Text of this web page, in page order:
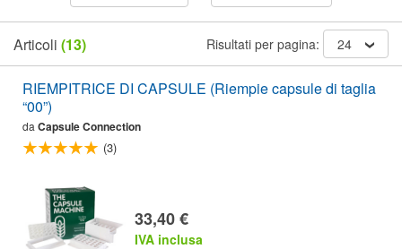
Articoli (13) Risultati per pagina: 24
RIEMPITRICE DI CAPSULE (Riempie capsule di taglia
“00”)
daCapsule Connection
(3)
33,40 €
IVA inclusa